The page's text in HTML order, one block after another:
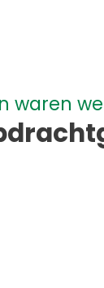
waren